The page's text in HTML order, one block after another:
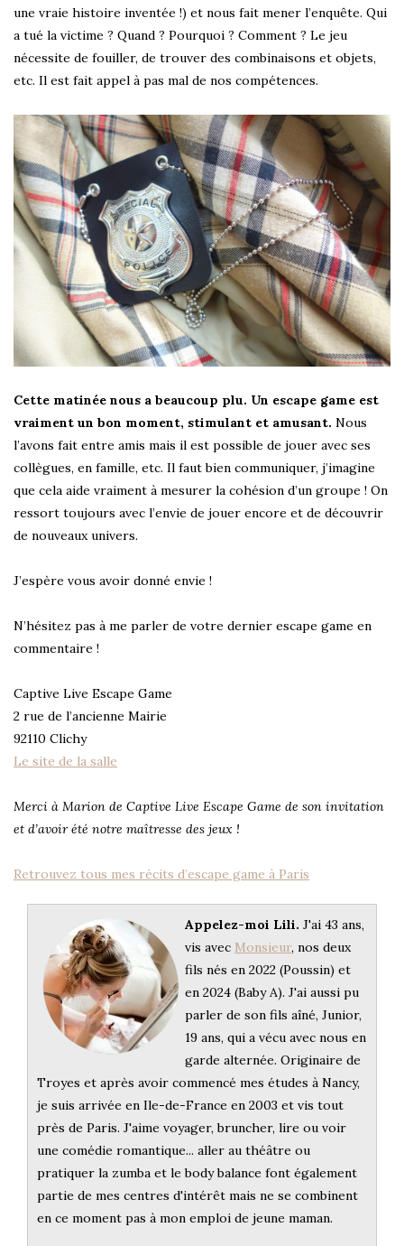
une vraie histoire inventée !) et nous fait mener l’enquête. Qui
a tué la victime ? Quand ? Pourquoi ? Comment ? Le jeu
nécessite de fouiller, de trouver des combinaisons et objets,
etc. Il est fait appel à pas mal de nos compétences.
Cette matinée nous a beaucoup plu. Un escape game est
vraiment un bon moment, stimulant et amusant. Nous
l’avons fait entre amis mais il est possible de jouer avec ses
collègues, en famille, etc. Il faut bien communiquer, j’imagine
que cela aide vraiment à mesurer la cohésion d’un groupe ! On
ressort toujours avec l’envie de jouer encore et de découvrir
de nouveaux univers.
J’espère vous avoir donné envie !
N’hésitez pas à me parler de votre dernier escape game en
commentaire !
Captive Live Escape Game
2 rue de l’ancienne Mairie
92110 Clichy
Le site de la salle
Merci à Marion de Captive Live Escape Game de son invitation
et d’avoir été notre maîtresse des jeux !
Retrouvez tous mes récits d’escape game à Paris
Appelez-moi Lili. J'ai 43 ans,
vis avec Monsieur, nos deux
fils nés en 2022 (Poussin) et
en 2024 (Baby A). J'ai aussi pu
parler de son fils aîné, Junior,
19 ans, qui a vécu avec nous en
garde alternée. Originaire de
Troyes et après avoir commencé mes études à Nancy,
je suis arrivée en Ile-de-France en 2003 et vis tout
près de Paris. J'aime voyager, bruncher, lire ou voir
une comédie romantique... aller au théâtre ou
pratiquer la zumba et le body balance font également
partie de mes centres d'intérêt mais ne se combinent
en ce moment pas à mon emploi de jeune maman.